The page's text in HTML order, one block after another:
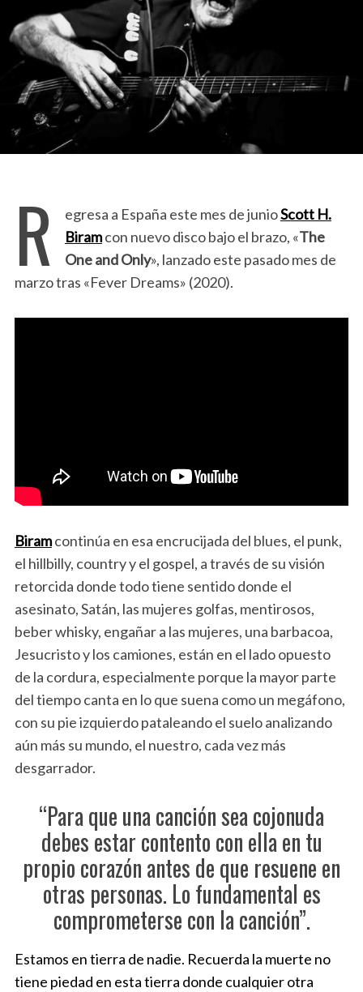
R egresa a España este mes de junioScott H.
Biramcon nuevo disco bajo el brazo, «The
One and Only», lanzado este pasado mes de
marzo tras «Fever Dreams» (2020).
Biramcontinúa en esa encrucijada del blues, el punk,
el hillbilly, country y el gospel, a través de su visión
retorcida donde todo tiene sentido donde el
asesinato, Satán, las mujeres golfas, mentirosos,
beber whisky, engañar a las mujeres, una barbacoa,
Jesucristo y los camiones, están en el lado opuesto
de la cordura, especialmente porque la mayor parte
del tiempo canta en lo que suena como un megáfono,
con su pie izquierdo pataleando el suelo analizando
aún más su mundo, el nuestro, cada vez más
desgarrador.
“Para que una canción sea cojonuda
debes estar contento con ella en tu
propio corazón antes de que resuene en
otras personas. Lo fundamental es
comprometerse con la canción”.
Estamos en tierra de nadie. Recuerda la muerte no
tiene piedad en esta tierra donde cualquier otra